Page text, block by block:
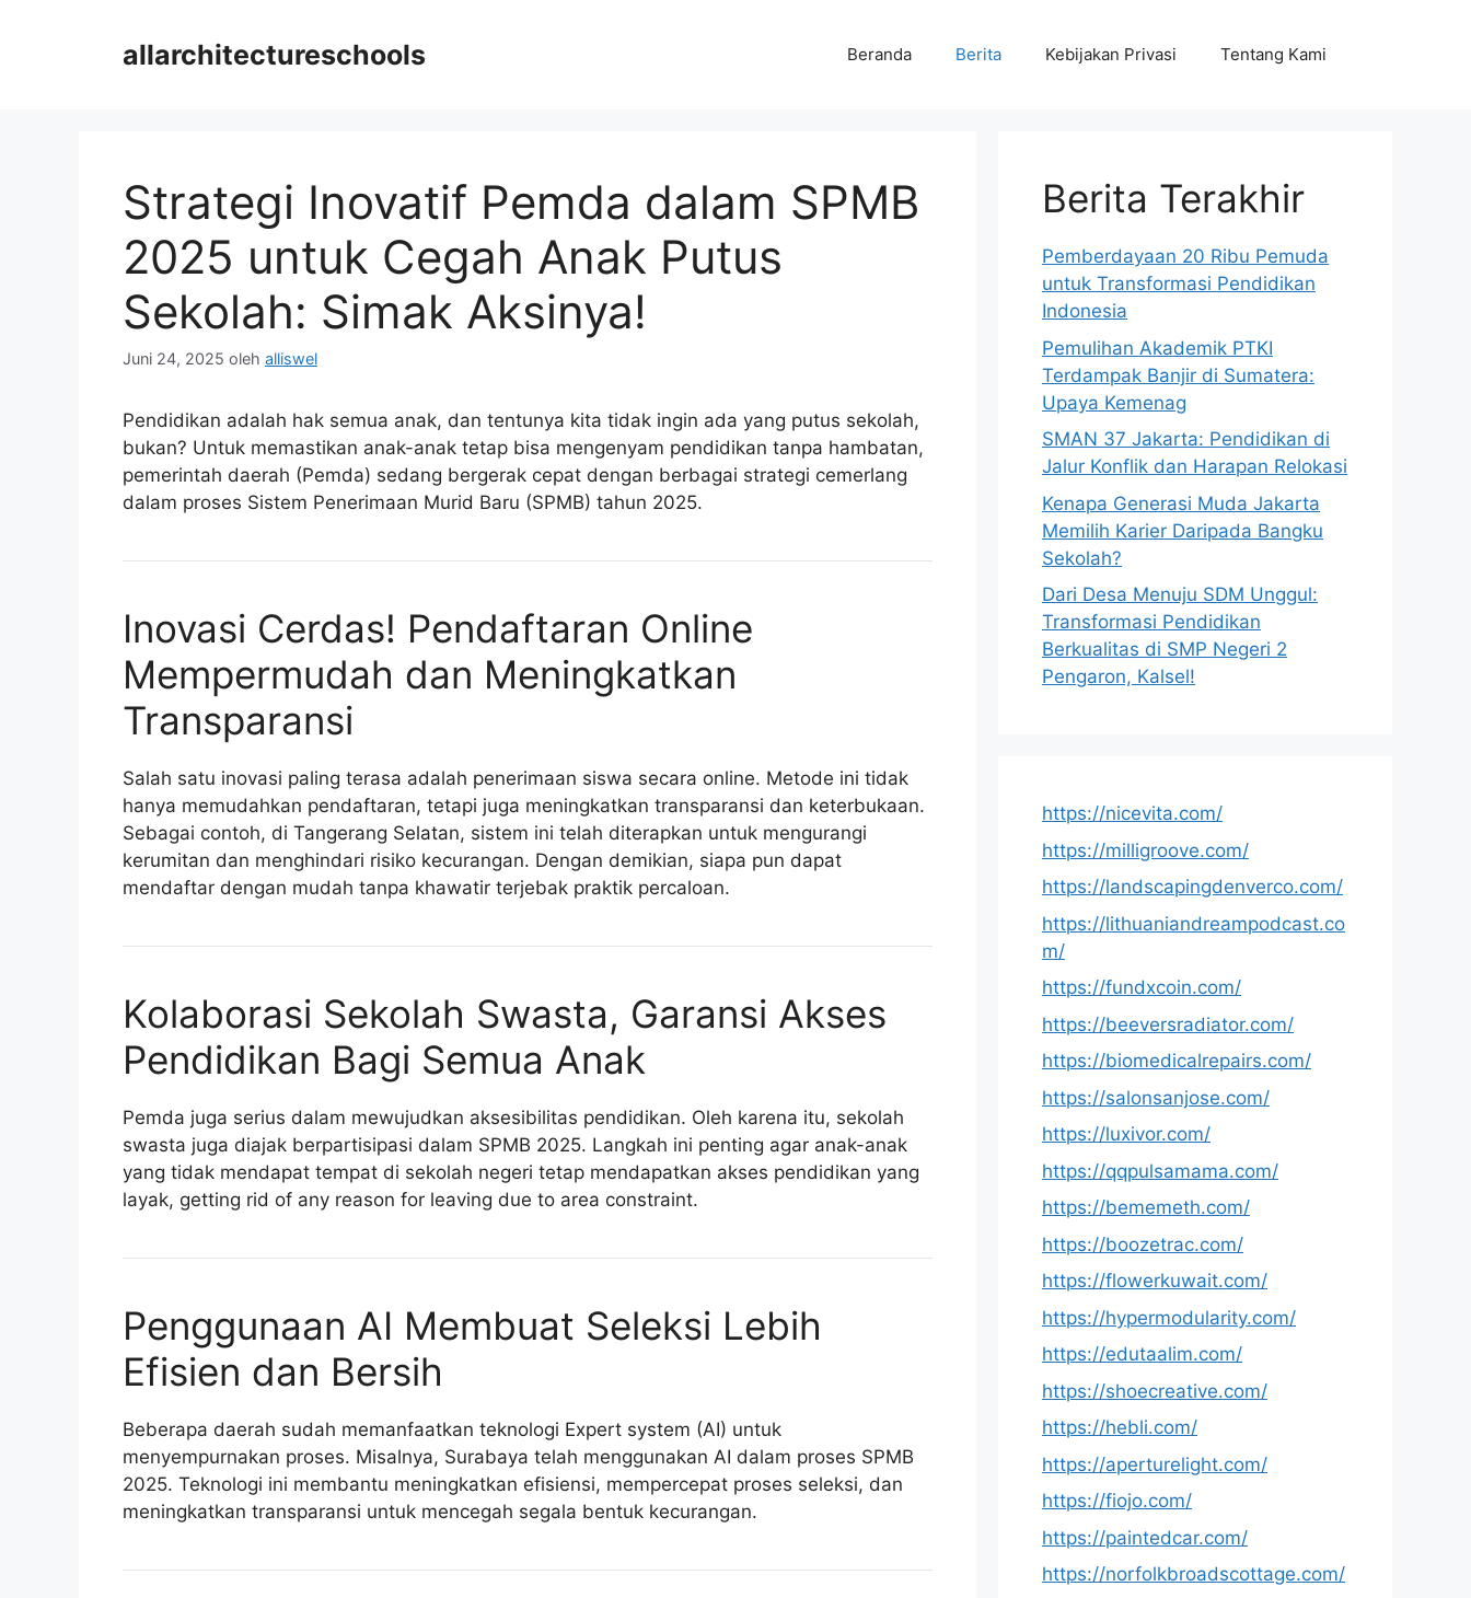
allarchitectureschools Beranda Berita Kebijakan Privasi Tentang Kami
Strategi Inovatif Pemda dalam SPMB
2025 untuk Cegah Anak Putus
Sekolah: Simak Aksinya!
Juni 24, 2025 oleh alliswel
Pendidikan adalah hak semua anak, dan tentunya kita tidak ingin ada yang putus sekolah,
bukan? Untuk memastikan anak-anak tetap bisa mengenyam pendidikan tanpa hambatan,
pemerintah daerah (Pemda) sedang bergerak cepat dengan berbagai strategi cemerlang
dalam proses Sistem Penerimaan Murid Baru (SPMB) tahun 2025.
Inovasi Cerdas! Pendaftaran Online
Mempermudah dan Meningkatkan
Transparansi
Salah satu inovasi paling terasa adalah penerimaan siswa secara online. Metode ini tidak
hanya memudahkan pendaftaran, tetapi juga meningkatkan transparansi dan keterbukaan.
Sebagai contoh, di Tangerang Selatan, sistem ini telah diterapkan untuk mengurangi
kerumitan dan menghindari risiko kecurangan. Dengan demikian, siapa pun dapat
mendaftar dengan mudah tanpa khawatir terjebak praktik percaloan.
Kolaborasi Sekolah Swasta, Garansi Akses
Pendidikan Bagi Semua Anak
Pemda juga serius dalam mewujudkan aksesibilitas pendidikan. Oleh karena itu, sekolah
swasta juga diajak berpartisipasi dalam SPMB 2025. Langkah ini penting agar anak-anak
yang tidak mendapat tempat di sekolah negeri tetap mendapatkan akses pendidikan yang
layak, getting rid of any reason for leaving due to area constraint.
Penggunaan AI Membuat Seleksi Lebih
Efisien dan Bersih
Beberapa daerah sudah memanfaatkan teknologi Expert system (AI) untuk
menyempurnakan proses. Misalnya, Surabaya telah menggunakan AI dalam proses SPMB
2025. Teknologi ini membantu meningkatkan efisiensi, mempercepat proses seleksi, dan
meningkatkan transparansi untuk mencegah segala bentuk kecurangan.
Berita Terakhir
Pemberdayaan 20 Ribu Pemuda
untuk Transformasi Pendidikan
Indonesia
Pemulihan Akademik PTKI
Terdampak Banjir di Sumatera:
Upaya Kemenag
SMAN 37 Jakarta: Pendidikan di
Jalur Konflik dan Harapan Relokasi
Kenapa Generasi Muda Jakarta
Memilih Karier Daripada Bangku
Sekolah?
Dari Desa Menuju SDM Unggul:
Transformasi Pendidikan
Berkualitas di SMP Negeri 2
Pengaron, Kalsel!
https://nicevita.com/
https://milligroove.com/
https://landscapingdenverco.com/
https://lithuaniandreampodcast.co
m/
https://fundxcoin.com/
https://beeversradiator.com/
https://biomedicalrepairs.com/
https://salonsanjose.com/
https://luxivor.com/
https://qqpulsamama.com/
https://bememeth.com/
https://boozetrac.com/
https://flowerkuwait.com/
https://hypermodularity.com/
https://edutaalim.com/
https://shoecreative.com/
https://hebli.com/
https://aperturelight.com/
https://fiojo.com/
https://paintedcar.com/
https://norfolkbroadscottage.com/